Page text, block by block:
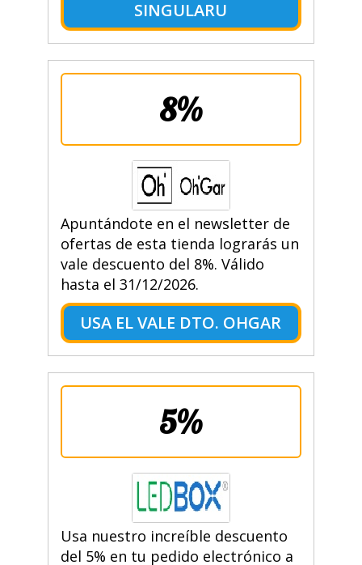
SINGULARU
8%
Apuntándote en el newsletter de
ofertas de esta tienda lograrás un
vale descuento del 8%. Válido
hasta el 31/12/2026.
USA EL VALE DTO. OHGAR
5%
Usa nuestro increíble descuento
del 5% en tu pedido electrónico a